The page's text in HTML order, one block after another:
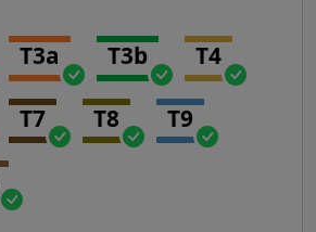
T3a T3b T4
T7 T8 T9